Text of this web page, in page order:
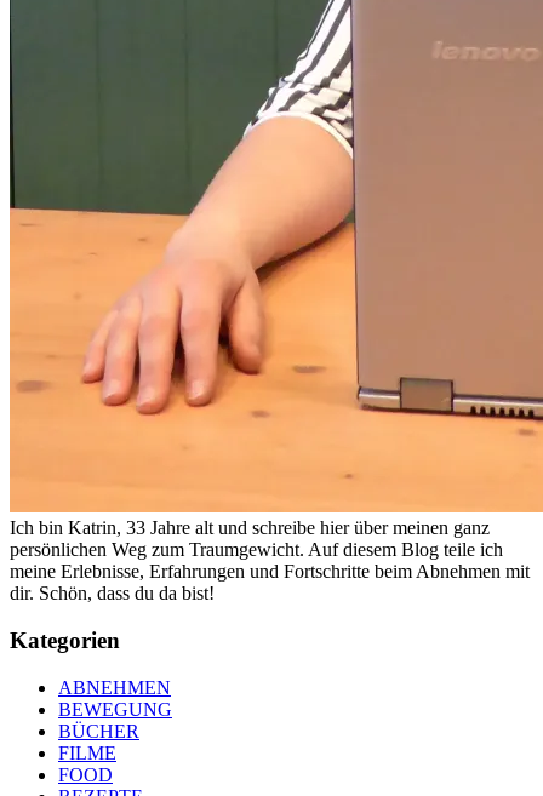
Ich bin Katrin, 33 Jahre alt und schreibe hier über meinen ganz
persönlichen Weg zum Traumgewicht. Auf diesem Blog teile ich
meine Erlebnisse, Erfahrungen und Fortschritte beim Abnehmen mit
dir. Schön, dass du da bist!
Kategorien
ABNEHMEN
BEWEGUNG
BÜCHER
FILME
FOOD